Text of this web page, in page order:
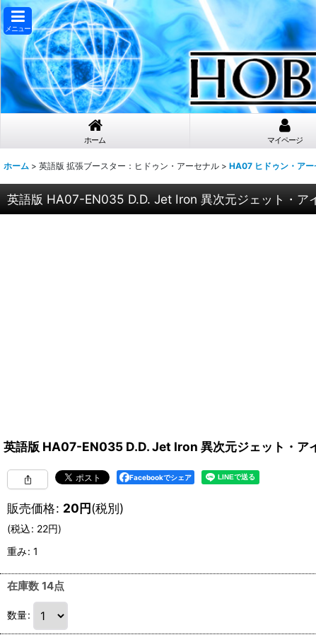
メニュー
ホーム マイページ
ホーム > 英語版 拡張ブースター：ヒドゥン・アーセナル > HA07 ヒドゥン・ア
英語版 HA07-EN035 D.D. Jet Iron 異次元ジェット・ア
英語版 HA07-EN035 D.D. Jet Iron 異次元ジェット・ア
Facebookでシェア
販売価格: 20円(税別)
(税込: 22円)
重み: 1
在庫数 14点
数量: